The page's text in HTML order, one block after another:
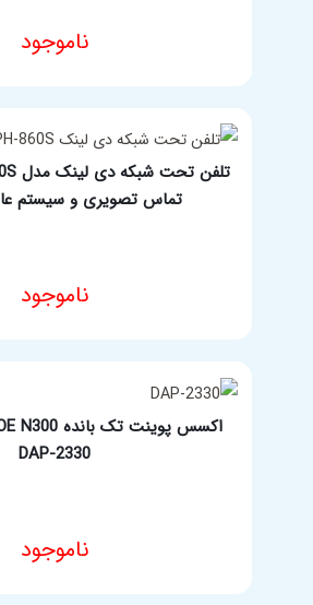
ناموجود
تماس تصویری و سیستم
ناموجود
DAP-2330
ناموجود